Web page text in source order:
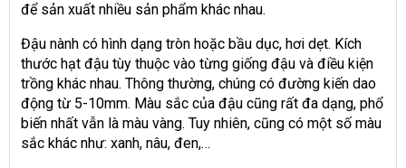
để sản xuất nhiều sản phẩm khác nhau.
Đậu nành có hình dạng tròn hoặc bầu dục, hơi dẹt. Kích
thước hạt đậu tùy thuộc vào từng giống đậu và điều kiện
trồng khác nhau. Thông thường, chúng có đường kiến dao
động từ 5-10mm. Màu sắc của đậu cũng rất đa dạng, phổ
biến nhất vẫn là màu vàng. Tuy nhiên, cũng có một số màu
sắc khác như: xanh, nâu, đen,…